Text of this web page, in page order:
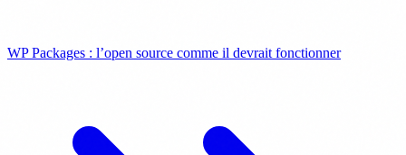
WP Packages : l’open source comme il devrait fonctionner